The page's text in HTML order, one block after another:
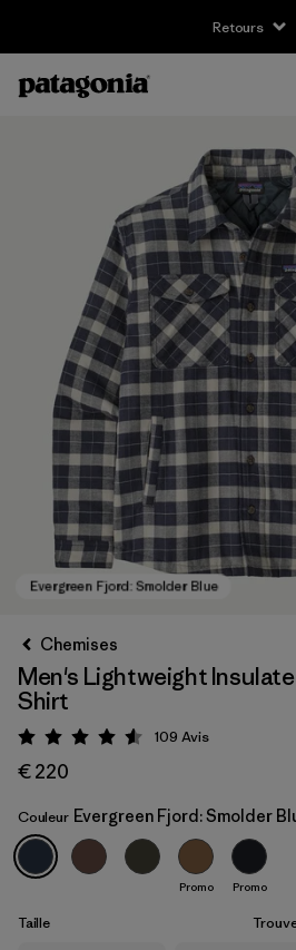
Retours
Evergreen Fjord: Smolder
Chemises
Men's Lightweight
Shirt
Évaluation: 4.6 / 5
109 Avis
€ 220
Couleur Evergreen Fjord: Smolder
Promo Promo
Taille